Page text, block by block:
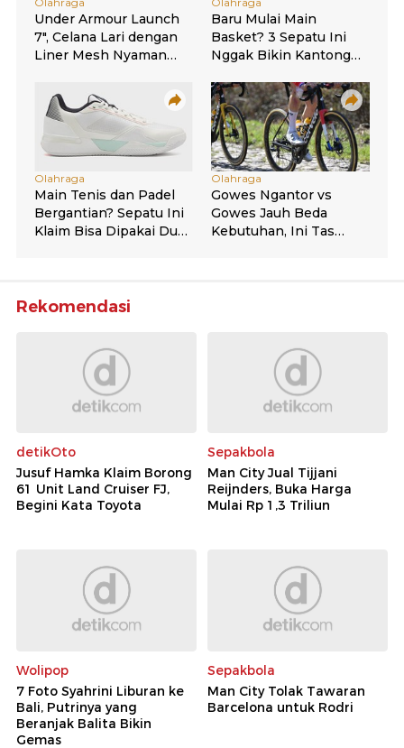
Rekomendasi
detikOto
Jusuf Hamka Klaim Borong
61 Unit Land Cruiser FJ,
Begini Kata Toyota
Sepakbola
Man City Jual Tijjani
Reijnders, Buka Harga
Mulai Rp 1,3 Triliun
Wolipop
7 Foto Syahrini Liburan ke
Bali, Putrinya yang
Beranjak Balita Bikin
Gemas
Sepakbola
Man City Tolak Tawaran
Barcelona untuk Rodri